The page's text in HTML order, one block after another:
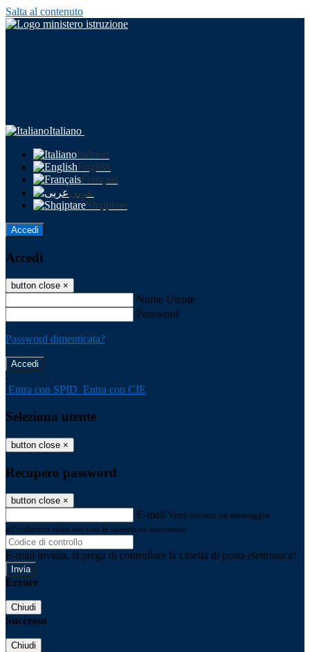
Salta al contenuto
Italiano
Italiano
English
Français
عربى
Shqiptare
Accedi
Accedi
button close ×
Nome Utente
Password
Password dimenticata?
-
Entra con SPID Entra con CIE
Seleziona utente
button close ×
Recupero password
button close ×
E-mail Verrà inviato un messaggio
all'indirizzo indicato con le istruzioni necessarie.
E-mail inviata, si prega di controllare la casella di posta elettronica!
Errore
Chiudi
Successo
Chiudi